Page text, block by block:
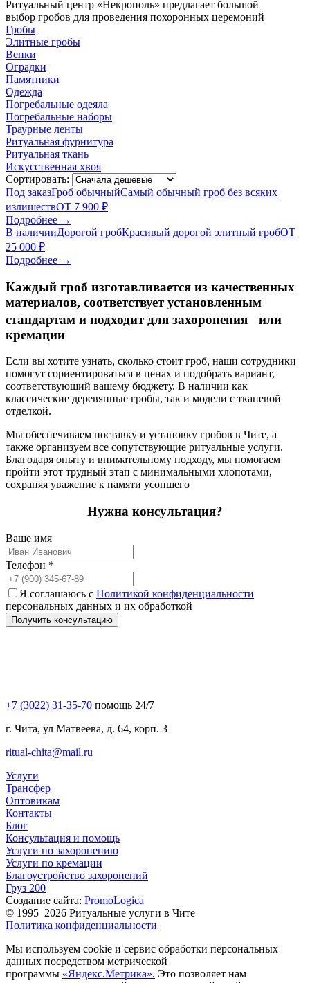
Ритуальный центр «Некрополь» предлагает большой
выбор гробов для проведения похоронных церемоний
Гробы
Элитные гробы
Венки
Оградки
Памятники
Одежда
Погребальные одеяла
Погребальные наборы
Траурные ленты
Ритуальная фурнитура
Ритуальная ткань
Искусственная хвоя
Сортировать:
Под заказГроб обычныйСамый обычный гроб без всяких
излишествОТ 7 900 ₽
Подробнее →
В наличииДорогой гробКрасивый дорогой элитный гробОТ
25 000 ₽
Подробнее →
Каждый гроб изготавливается из качественных
материалов, соответствует установленным
стандартам и подходит для захоронения или
кремации
Если вы хотите узнать, сколько стоит гроб, наши сотрудники
помогут сориентироваться в ценах и подобрать вариант,
соответствующий вашему бюджету. В наличии как
классические деревянные гробы, так и модели с тканевой
отделкой.
Мы обеспечиваем поставку и установку гробов в Чите, а
также организуем все сопутствующие ритуальные услуги.
Благодаря опыту и внимательному подходу, мы помогаем
пройти этот трудный этап с минимальными хлопотами,
сохраняя уважение к памяти усопшего
Нужна консультация?
Ваше имя
Телефон *
Я соглашаюсь с Политикой конфиденциальности
персональных данных и их обработкой
Получить консультацию
+7 (3022) 31-35-70 помощь 24/7
г. Чита, ул Матвеева, д. 64, корп. 3
ritual-chita@mail.ru
Услуги
Трансфер
Оптовикам
Контакты
Блог
Консультация и помощь
Услуги по захоронению
Услуги по кремации
Благоустройство захоронений
Груз 200
Создание сайта: PromoLogica
© 1995–2026 Ритуальные услуги в Чите
Политика конфиденциальности
Мы используем cookie и сервис обработки персональных
данных посредством метрической
программы «Яндекс.Метрика». Это позволяет нам